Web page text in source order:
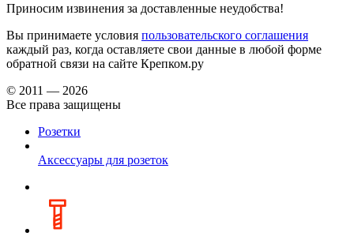
Приносим извинения за доставленные неудобства!
Вы принимаете условия пользовательского соглашения
каждый раз, когда оставляете свои данные в любой форме
обратной связи на сайте Крепком.ру
© 2011 — 2026
Все права защищены
Розетки
Аксессуары для розеток